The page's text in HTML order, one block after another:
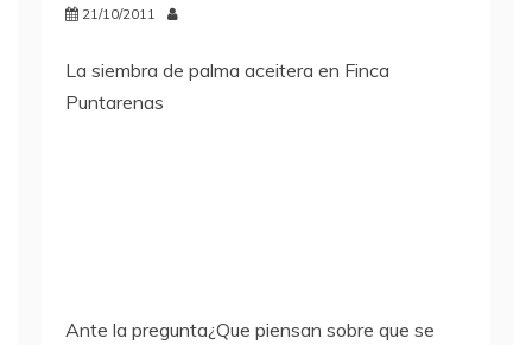
21/10/2011
La siembra de palma aceitera en Finca
Puntarenas
Ante la pregunta¿Que piensan sobre que se